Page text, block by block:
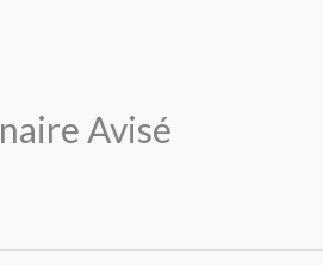
Avisé